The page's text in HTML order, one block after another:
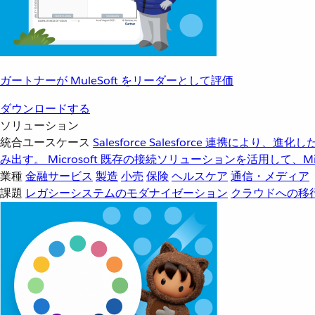
ガートナーが MuleSoft をリーダーとして評価
ダウンロードする
ソリューション
統合ユースケース SalesforceSalesforce 連携により、進化し
み出す。
Microsoft 既存の接続ソリューションを活用して、
業種金融サービス 製造 小売 保険 ヘルスケア 通信・メディア
課題 レガシーシステムのモダナイゼーション クラウドへの移